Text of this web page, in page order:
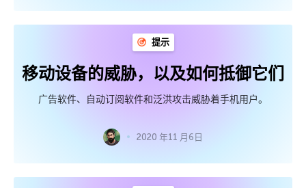
提示
移动设备的威胁，以及如何抵御它们
广告软件、自动订阅软件和泛洪攻击威胁着手机用户。
2020 年11 月6日